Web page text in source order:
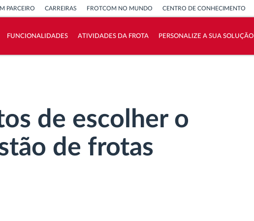
PARCEIRO CARREIRAS FROTCOM NO MUNDO CENTRO DE CONHECIMENTO
FUNCIONALIDADES ATIVIDADES DA FROTA PERSONALIZE A SUA SOLUÇÃO
de escolher o
de frotas